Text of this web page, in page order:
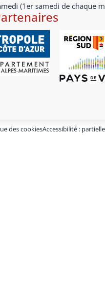
(1er samedi de chaque
des cookiesAccessibilité :